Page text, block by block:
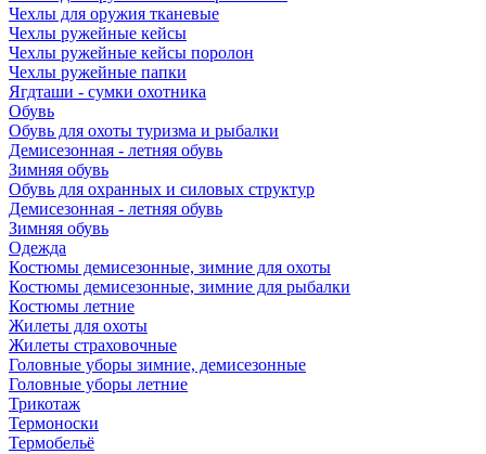
Чехлы для оружия тканевые
Чехлы ружейные кейсы
Чехлы ружейные кейсы поролон
Чехлы ружейные папки
Ягдташи - сумки охотника
Обувь
Обувь для охоты туризма и рыбалки
Демисезонная - летняя обувь
Зимняя обувь
Обувь для охранных и силовых структур
Демисезонная - летняя обувь
Зимняя обувь
Одежда
Костюмы демисезонные, зимние для охоты
Костюмы демисезонные, зимние для рыбалки
Костюмы летние
Жилеты для охоты
Жилеты страховочные
Головные уборы зимние, демисезонные
Головные уборы летние
Трикотаж
Термоноски
Термобельё